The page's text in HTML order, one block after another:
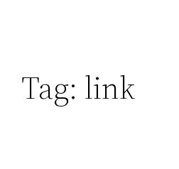
Tag: link